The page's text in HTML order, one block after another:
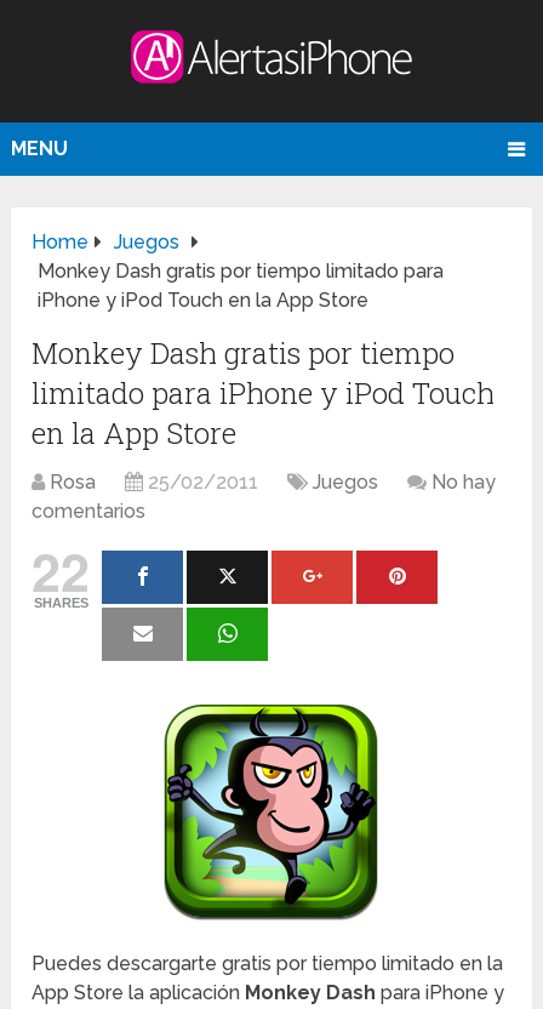
MENU
Home
Juegos
Monkey Dash gratis por tiempo limitado para
iPhone y iPod Touch en la App Store
Monkey Dash gratis por tiempo
limitado para iPhone y iPod Touch
en la App Store
Rosa 25/02/2011 Juegos
No hay
comentarios
22
SHARES
Puedes descargarte gratis por tiempo limitado en la
App Store la aplicación Monkey Dashpara iPhone y